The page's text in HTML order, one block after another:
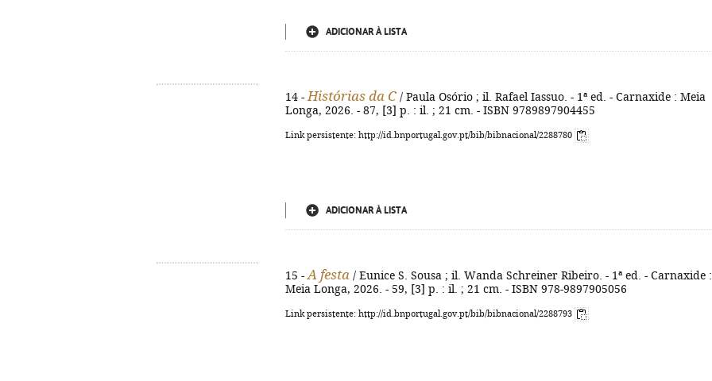
ADICIONAR À LISTA
14 - Histórias da C / Paula Osório ; il. Rafael Iassuo. - 1ª ed. - Carnaxide : Meia
Longa, 2026. - 87, [3] p. : il. ; 21 cm. - ISBN 9789897904455
Link persistente: http://id.bnportugal.gov.pt/bib/bibnacional/2288780
ADICIONAR À LISTA
15 - A festa / Eunice S. Sousa ; il. Wanda Schreiner Ribeiro. - 1ª ed. - Carnaxide :
Meia Longa, 2026. - 59, [3] p. : il. ; 21 cm. - ISBN 978-9897905056
Link persistente: http://id.bnportugal.gov.pt/bib/bibnacional/2288793